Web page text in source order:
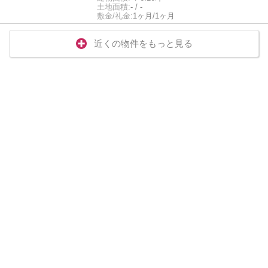
土地面積:- / -
敷金/礼金:1ヶ月/1ヶ月
近くの物件をもっと見る